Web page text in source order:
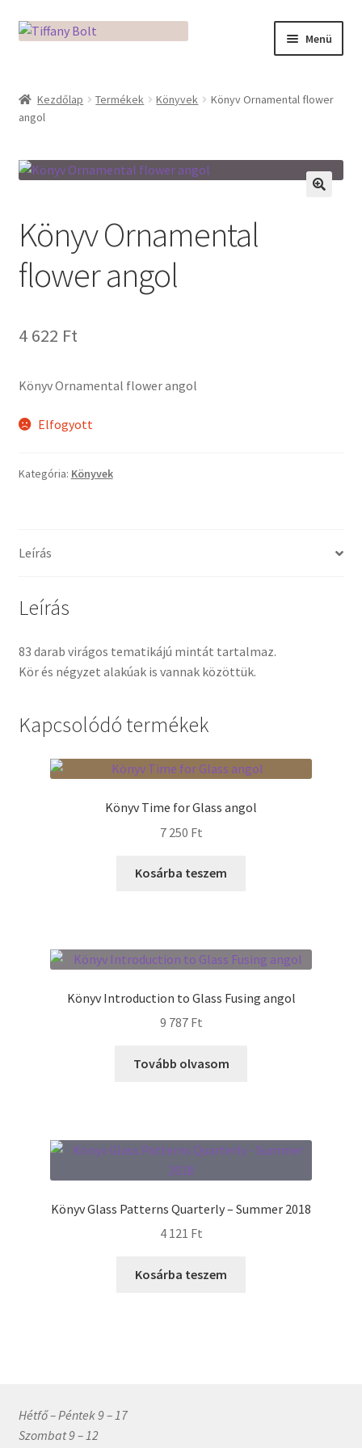
Ugrás
Kilépés
Menü
Adatkezelési tájékoztató
Az üveg világa / Workshopok
Fusingkemence beüzemelése
Hogyan használd a Mikro Boxot
Mozaik készítés
Üvegvágás
Hírek
Pénztár
Rólunk
Termékek
Kezdőlap Termékek Könyvek
Könyv Ornamental flower
angol
Könyv Ornamental
flower angol
4 622 Ft
Könyv Ornamental flower angol
Elfogyott
Kategória: Könyvek
Leírás
Leírás
83 darab virágos tematikájú mintát tartalmaz.
Kör és négyzet alakúak is vannak közöttük.
Kapcsolódó termékek
Könyv Time for Glass angol
7 250 Ft
Kosárba teszem
Könyv Introduction to Glass Fusing angol
9 787 Ft
Tovább olvasom
Könyv Glass Patterns Quarterly – Summer 2018
4 121 Ft
Kosárba teszem
Hétfő – Péntek 9 – 17
Szombat 9 – 12